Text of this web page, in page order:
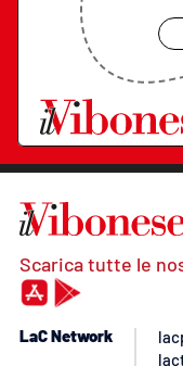
Scarica tutte le
LaC Network